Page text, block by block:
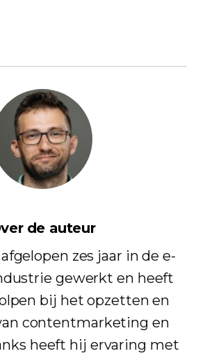
de auteur
zes jaar in de e-
gewerkt en heeft
bij het opzetten en
contentmarketing en
heeft hij ervaring met